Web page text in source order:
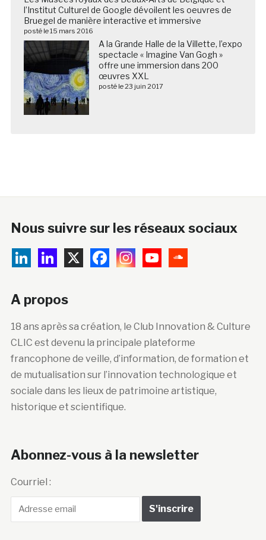
l’Institut Culturel de Google dévoilent les oeuvres de
Bruegel de manière interactive et immersive
posté le 15 mars 2016
A la Grande Halle de la Villette, l’expo
spectacle « Imagine Van Gogh »
offre une immersion dans 200
œuvres XXL
posté le 23 juin 2017
Nous suivre sur les réseaux sociaux
A propos
18 ans après sa création, le Club Innovation & Culture
CLIC est devenu la principale plateforme
francophone de veille, d’information, de formation et
de mutualisation sur l’innovation technologique et
sociale dans les lieux de patrimoine artistique,
historique et scientifique.
Abonnez-vous à la newsletter
Courriel :